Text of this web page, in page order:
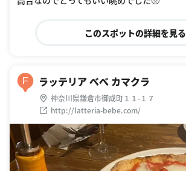
このスポットの詳細を見る
F ラッテリア べべ カマクラ
神奈川県鎌倉市御成町１１-１７
http://latteria-bebe.com/